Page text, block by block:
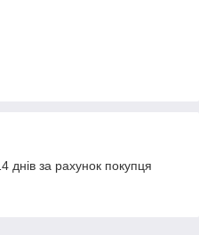
днів за рахунок покупця